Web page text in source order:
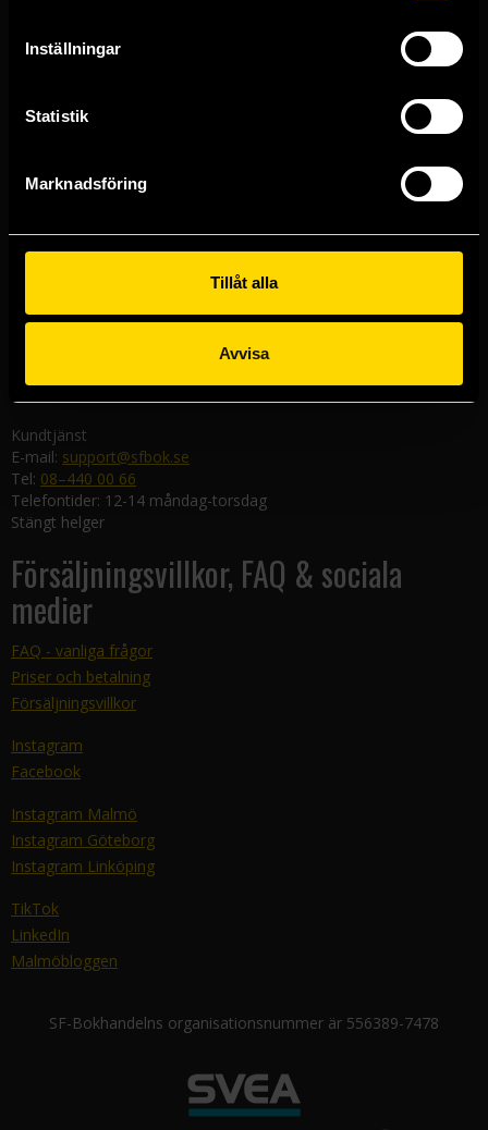
Inställningar
Statistik
Marknadsföring
Tillåt alla
Avvisa
Butiker & kundtjänst
Västerlånggatan 48
Göteborgsbutiken
Kungsgatan 19
Malmöbutiken
582 19 Linköping
Kundtjänst
E-mail: support@sfbok.se
Tel: 08–440 00 66
Telefontider: 12-14 måndag-torsdag
Stängt helger
Försäljningsvillkor, FAQ & sociala
medier
FAQ - vanliga frågor
Priser och betalning
Försäljningsvillkor
Instagram
Facebook
Instagram Malmö
Instagram Göteborg
Instagram Linköping
TikTok
LinkedIn
Malmöbloggen
SF-Bokhandelns organisationsnummer är 556389-7478